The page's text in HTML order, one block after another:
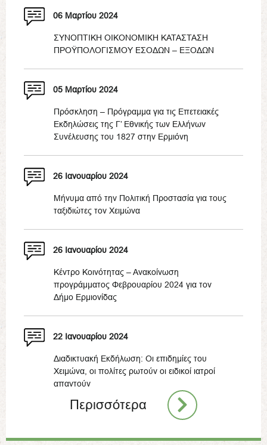
06 Μαρτίου 2024
ΣΥΝΟΠΤΙΚΗ ΟΙΚΟΝΟΜΙΚΗ ΚΑΤΑΣΤΑΣΗ
ΠΡΟΫΠΟΛΟΓΙΣΜΟΥ ΕΣΟΔΩΝ – ΕΞΟΔΩΝ
05 Μαρτίου 2024
Πρόσκληση – Πρόγραμμα για τις Επετειακές
Εκδηλώσεις της Γ’ Εθνικής των Ελλήνων
Συνέλευσης του 1827 στην Ερμιόνη
26 Ιανουαρίου 2024
Μήνυμα από την Πολιτική Προστασία για τους
ταξιδιώτες τον Χειμώνα
26 Ιανουαρίου 2024
Κέντρο Κοινότητας – Ανακοίνωση
προγράμματος Φεβρουαρίου 2024 για τον
Δήμο Ερμιονίδας
22 Ιανουαρίου 2024
Διαδικτυακή Εκδήλωση: Οι επιδημίες του
Χειμώνα, οι πολίτες ρωτούν οι ειδικοί ιατροί
απαντούν
Περισσότερα